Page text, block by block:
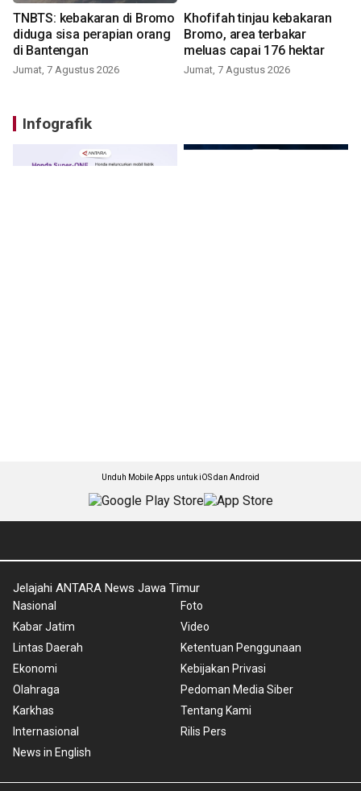
TNBTS: kebakaran di Bromo
diduga sisa perapian orang
di Bantengan
Jumat, 7 Agustus 2026
Khofifah tinjau kebakaran
Bromo, area terbakar
meluas capai 176 hektar
Jumat, 7 Agustus 2026
Infografik
Unduh Mobile Apps untuk iOS dan Android
Jelajahi ANTARA News Jawa Timur
Nasional
Kabar Jatim
Lintas Daerah
Ekonomi
Olahraga
Karkhas
Internasional
News in English
Foto
Video
Ketentuan Penggunaan
Kebijakan Privasi
Pedoman Media Siber
Tentang Kami
Rilis Pers